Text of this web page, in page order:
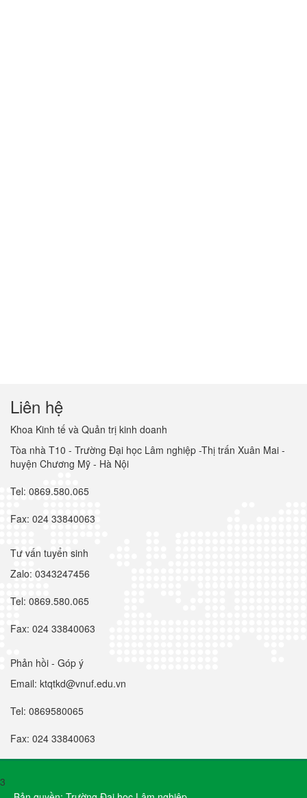
Liên hệ
Khoa Kinh tế và Quản trị kinh doanh
Tòa nhà T10 - Trường Đại học Lâm nghiệp -Thị trấn Xuân Mai -
huyện Chương Mỹ - Hà Nội
Tel: 0869.580.065
Fax: 024 33840063
Tư vấn tuyển sinh
Zalo: 0343247456
Tel: 0869.580.065
Fax: 024 33840063
Phản hồi - Góp ý
Email: ktqtkd@vnuf.edu.vn
Tel: 0869580065
Fax: 024 33840063
3